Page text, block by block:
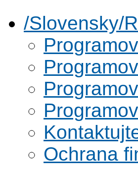
/Slovensky/
Ochrana